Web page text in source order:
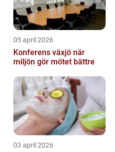
05 april 2026
Konferens växjö när
miljön gör mötet bättre
03 april 2026